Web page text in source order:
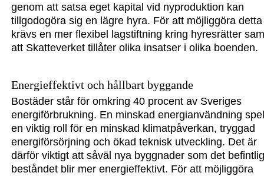
genom att satsa eget kapital vid nyproduktion kan
tillgodogöra sig en lägre hyra. För att möjliggöra detta
krävs en mer flexibel lagstiftning kring hyresrätter
att Skatteverket tillåter olika insatser i olika boenden.
Energieffektivt och hållbart byggande
Bostäder står för omkring 40 procent av Sveriges
energiförbrukning. En minskad energianvändning
en viktig roll för en minskad klimatpåverkan, tryggad
energiförsörjning och ökad teknisk utveckling. Det är
därför viktigt att såväl nya byggnader som det
beståndet blir mer energieffektivt. För att möjliggöra